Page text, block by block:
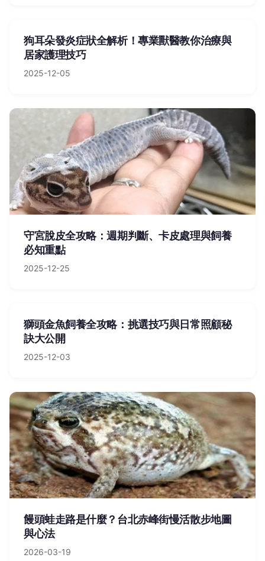
狗耳朵發炎症狀全解析！專業獸醫教你治療與
居家護理技巧
2025-12-05
守宮脫皮全攻略：週期判斷、卡皮處理與飼養
必知重點
2025-12-25
獅頭金魚飼養全攻略：挑選技巧與日常照顧秘
訣大公開
2025-12-03
饅頭蛙走路是什麼？台北赤峰街慢活散步地圖
與心法
2026-03-19